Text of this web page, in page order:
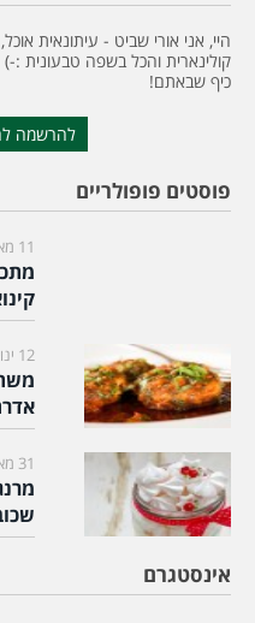
היי, אני אורי שביט - עיתונאית
קולינארית והכל בשפה טבעונית :-)
כיף שבאתם!
להרשמה
פוסטים פופולריים
11 מאי, 2013
12 ינואר, 2014
31 מאי, 2015
אינסטגרם